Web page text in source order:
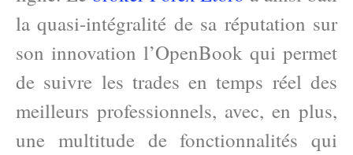
la quasi-intégralité de sa réputation sur
son innovation l’OpenBook qui permet
de suivre les trades en temps réel des
meilleurs professionnels, avec, en plus,
une multitude de fonctionnalités qui